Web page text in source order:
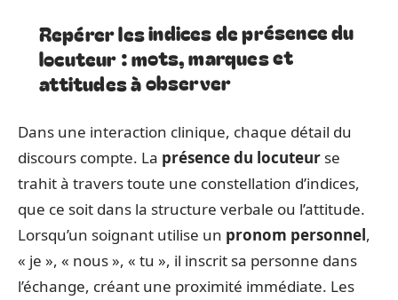
Repérer les indices de présence du
locuteur : mots, marques et
attitudes à observer
Dans une interaction clinique, chaque détail du
discours compte. La présence du locuteur se
trahit à travers toute une constellation d’indices,
que ce soit dans la structure verbale ou l’attitude.
Lorsqu’un soignant utilise un pronom personnel,
« je », « nous », « tu », il inscrit sa personne dans
l’échange, créant une proximité immédiate. Les